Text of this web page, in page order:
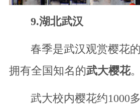
9.湖北武汉
春季是武汉观赏樱花
拥有全国知名的武大樱花。
武大校内樱花约1000